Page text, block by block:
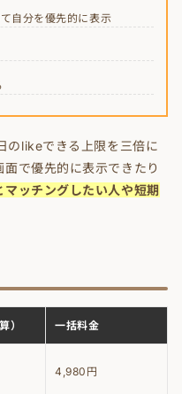
自分を優先的に表示
のlikeできる上限を三倍に
で優先的に表示できたり
マッチングしたい人や短期
） 一括料金
4,980円